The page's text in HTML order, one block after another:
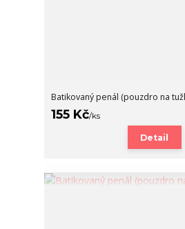
Batikovaný penál (pouzdro na
155 Kč/ks
Detail